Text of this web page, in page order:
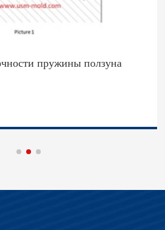
пружины ползуна